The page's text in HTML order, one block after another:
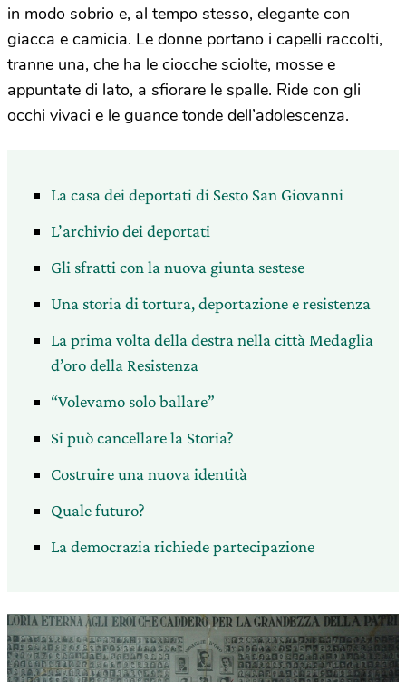
in modo sobrio e, al tempo stesso, elegante con
giacca e camicia. Le donne portano i capelli raccolti,
tranne una, che ha le ciocche sciolte, mosse e
appuntate di lato, a sfiorare le spalle. Ride con gli
occhi vivaci e le guance tonde dell’adolescenza.
La casa dei deportati di Sesto San Giovanni
L’archivio dei deportati
Gli sfratti con la nuova giunta sestese
Una storia di tortura, deportazione e resistenza
La prima volta della destra nella città Medaglia
d’oro della Resistenza
“Volevamo solo ballare”
Si può cancellare la Storia?
Costruire una nuova identità
Quale futuro?
La democrazia richiede partecipazione